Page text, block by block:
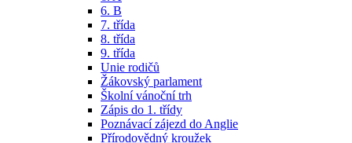
6. B
7. třída
8. třída
9. třída
Unie rodičů
Žákovský parlament
Školní vánoční trh
Zápis do 1. třídy
Poznávací zájezd do Anglie
Přírodovědný kroužek